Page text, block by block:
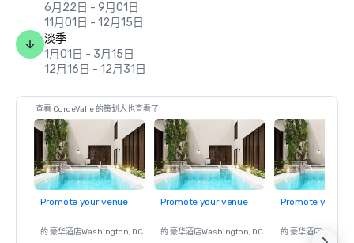
6月22日 - 9月01日
11月01日 - 12月15日
淡季
1月01日 - 3月15日
12月16日 - 12月31日
查看 CordeValle 的策划人也查看了
Promote your venue
的 豪华酒店Washington, DC
Promote your venue
的 豪华酒店Washington, DC
Promote your
的 豪华酒店